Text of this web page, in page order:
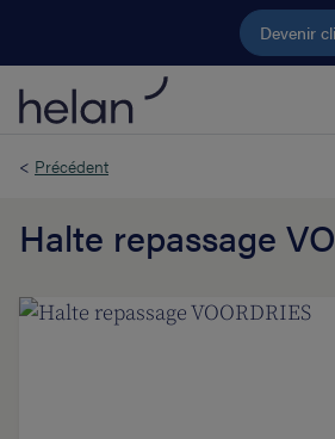
Aller au contenu
Devenir
< Précédent
Halte repassage